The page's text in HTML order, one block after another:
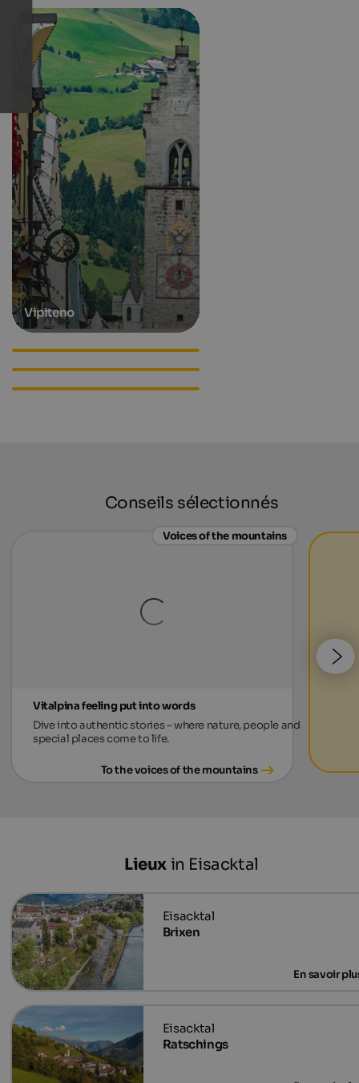
Vipiteno
Hotels in Ratschings
Apartments in Ratschings
Ratschings
Conseils sélectionnés
Voices of the mountains
Vitalpina feeling put into words
Dive into authentic stories – where nature, people and
special places come to life.
To the voices of the mountains
Lieux in Eisacktal
Brixen
Ratschings